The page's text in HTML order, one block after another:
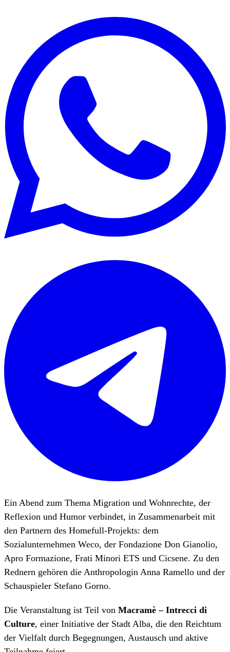
Ein Abend zum Thema Migration und Wohnrechte, der
Reflexion und Humor verbindet, in Zusammenarbeit mit
den Partnern des Homefull-Projekts: dem
Sozialunternehmen Weco, der Fondazione Don Gianolio,
Apro Formazione, Frati Minori ETS und Cicsene. Zu den
Rednern gehören die Anthropologin Anna Ramello und der
Schauspieler Stefano Gorno.
Die Veranstaltung ist Teil von Macramè – Intrecci di
Culture, einer Initiative der Stadt Alba, die den Reichtum
der Vielfalt durch Begegnungen, Austausch und aktive